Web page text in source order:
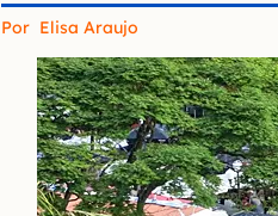
Por Elisa Araujo